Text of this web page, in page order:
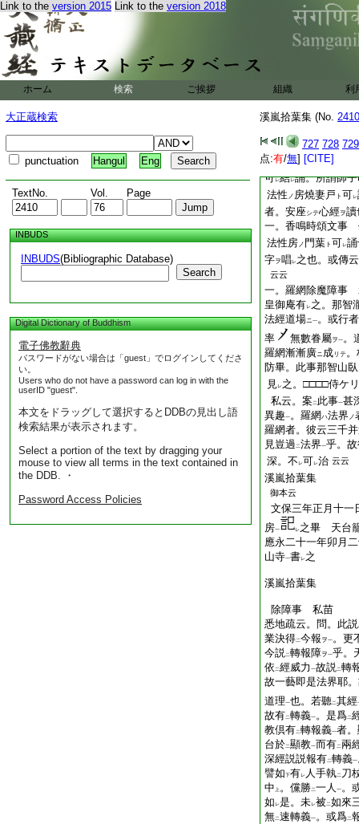
Link to the version 2015 Link to the version 2018
ホーム 検索 ご挨拶 組織 利
大正蔵検索
punctuation Hangul Eng
TextNo. Vol. Page
INBUDS
INBUDS(Bibliographic Database)
Search
Digital Dictionary of Buddhism
電子佛教辭典
パスワードがない場合は「guest」でログインしてくださ
い。
Users who do not have a password can log in with the
userID "guest".
本文をドラッグして選択するとDDBの見出し語
検索結果が表示されます。
Select a portion of the text by dragging your
mouse to view all terms in the text contained in
the DDB. ・
Password Access Policies
溪嵐拾葉集 (No.
727 728 729
点:有/無] [CITE]
也 云云
一。狐被レ 迷時
可レ結レ誦。所謂師
法性 ノ 房燒妻戸 ト 可レ
者。安座シテ心經ヲ讀
一。香鳴時頌文事
法性房ノ 門葉 ト 可レ
字ヲ唱レ之也。或傳
云云
一。羅網除魔障事
皇御庵有レ之。那智
法經道場ニ一。或行
率
無數眷屬ヲ一。
羅網漸漸廣ニ成 リテ。
防畢。此事那智山
見レ之。□□□□侍ケリ
私云。案二 此事一甚
異趣一。羅網ハ法界 ノ
羅網者。彼云三千
見豈過 二法界一乎。
深。不 レ可レ治 云云
溪嵐拾葉集
御本云
文保三年正月十一
房一 レ之畢 天台
應永二十一年卯月
山寺一書レ之 求
溪嵐拾葉集
除障事 私苗
悉地疏云。問。此説
業決得二今報 ヲ一。更
今説二轉報障ヲ一乎。
依 二經威力 一故説二轉
故一藝即是法界耶
道理一也。若聽二其經
故有二轉義一。是爲二
教倶有二轉報義一者
台於二顯教一而有二兩
深經説説報有二轉義一
譬如下有レ 人手執二 刀
中
上 。儻勝二一人 一。
如 レ是。未レ被 二如來
無二速轉義一。或爲二